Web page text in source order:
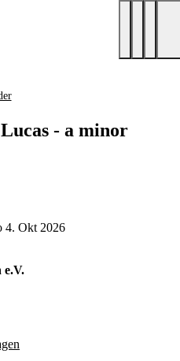
- a minor
4. Okt 2026
e.V.